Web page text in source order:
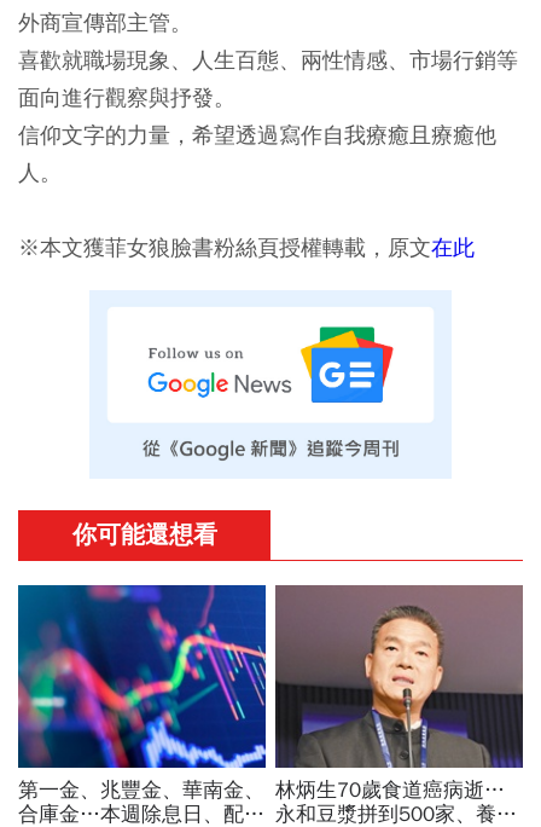
外商宣傳部主管。
喜歡就職場現象、人生百態、兩性情感、市場行銷等
面向進行觀察與抒發。
信仰文字的力量，希望透過寫作自我療癒且療癒他
人。
※本文獲菲女狼臉書粉絲頁授權轉載，原文在此